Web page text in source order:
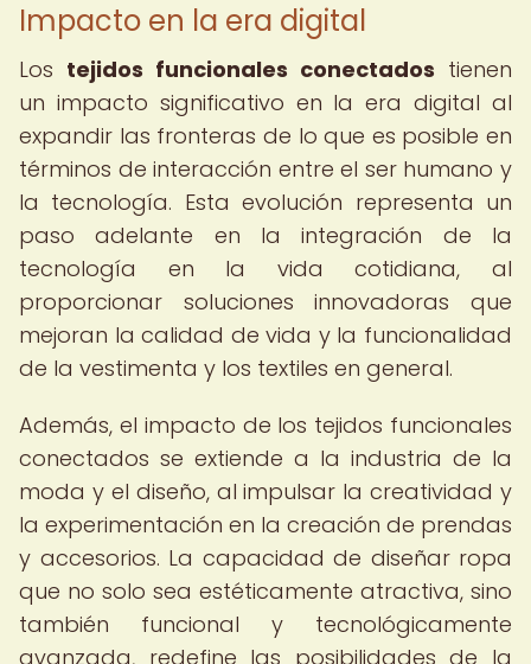
Impacto en la era digital
Los tejidos funcionales conectados tienen
un impacto significativo en la era digital al
expandir las fronteras de lo que es posible en
términos de interacción entre el ser humano y
la tecnología. Esta evolución representa un
paso adelante en la integración de la
tecnología en la vida cotidiana, al
proporcionar soluciones innovadoras que
mejoran la calidad de vida y la funcionalidad
de la vestimenta y los textiles en general.
Además, el impacto de los tejidos funcionales
conectados se extiende a la industria de la
moda y el diseño, al impulsar la creatividad y
la experimentación en la creación de prendas
y accesorios. La capacidad de diseñar ropa
que no solo sea estéticamente atractiva, sino
también funcional y tecnológicamente
avanzada, redefine las posibilidades de la